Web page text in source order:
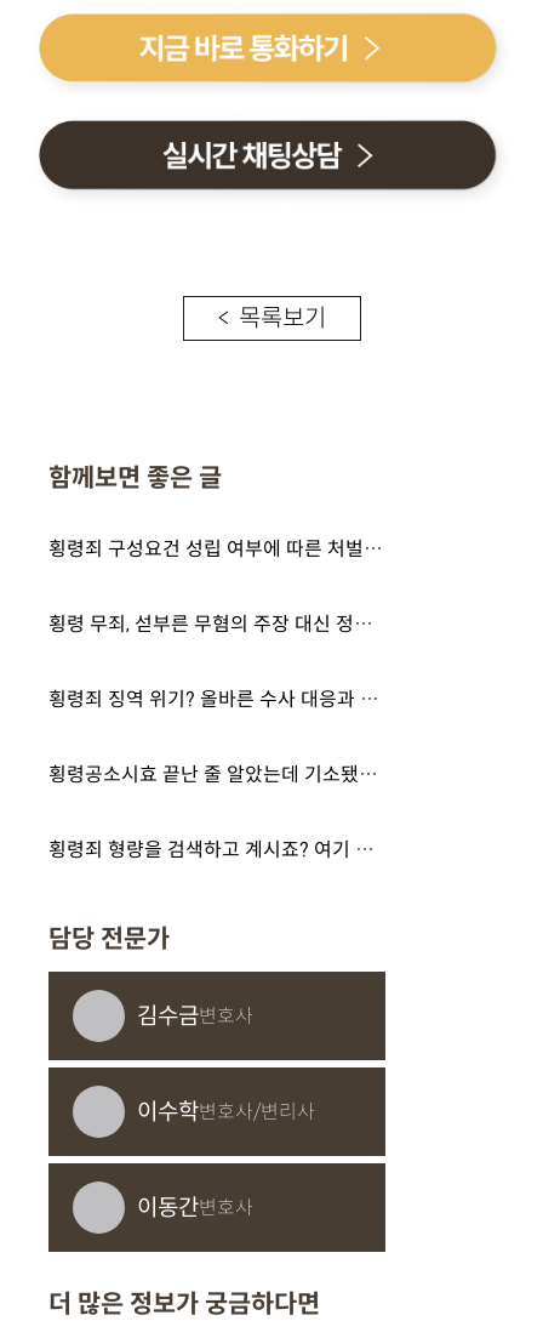
< 목록보기
함께보면 좋은 글
횡령죄 구성요건 성립 여부에 따른 처벌 수위와 대처 방법 알아보기
횡령 무죄, 섣부른 무혐의 주장 대신 정확한 법리 검토로 대응하세요
횡령죄 징역 위기? 올바른 수사 대응과 양형 자료 준비 안내
횡령공소시효 끝난 줄 알았는데 기소됐습니다
횡령죄 형량을 검색하고 계시죠? 여기 답이 있습니다.
담당 전문가
김수금변호사
이수학변호사/변리사
이동간변호사
더 많은 정보가 궁금하다면